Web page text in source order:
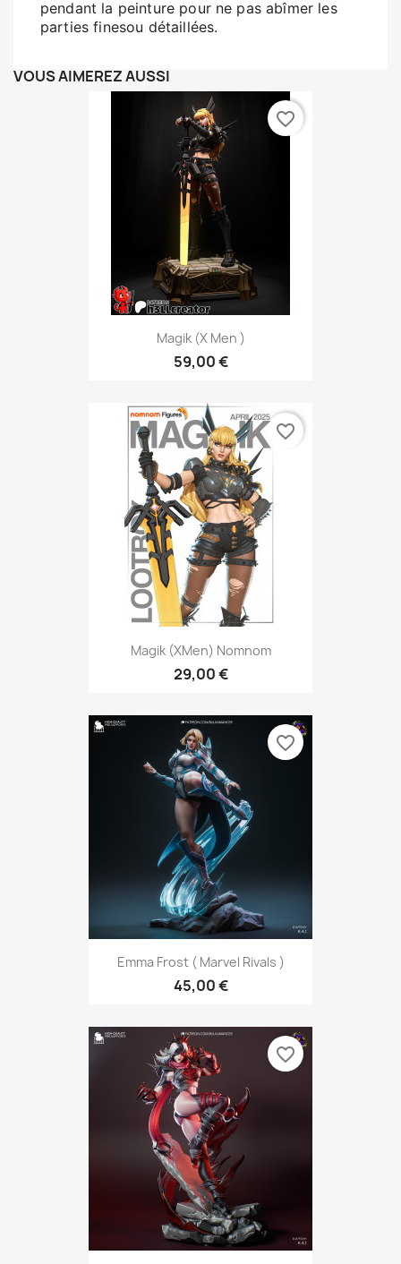
pendant la peinture pour ne pas abîmer les
parties finesou détaillées.
VOUS AIMEREZ AUSSI
Magik (X Men )
59,00 €
favorite_border
Magik (XMen) Nomnom
29,00 €
favorite_border
Emma Frost ( Marvel Rivals )
45,00 €
favorite_border
favorite_border